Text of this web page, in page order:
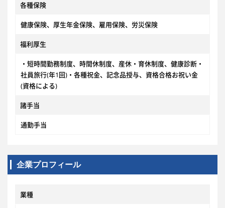
各種保険
健康保険、厚生年金保険、雇用保険、労災保険
福利厚生
・短時間勤務制度、時間休制度、産休・育休制度、健康診断・
社員旅行(年1回)・各種祝金、記念品授与、資格合格お祝い金
(資格による)
諸手当
通勤手当
企業プロフィール
業種